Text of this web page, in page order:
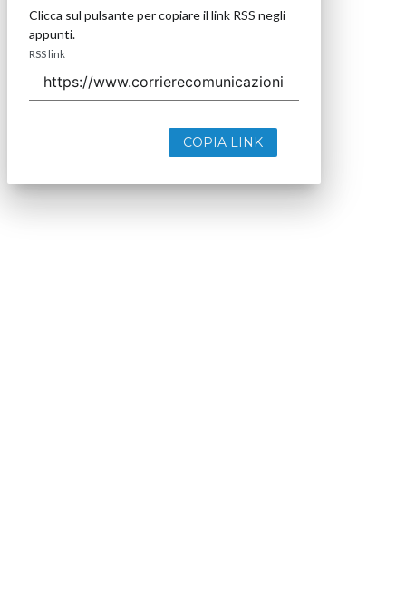
Clicca sul pulsante per copiare il link RSS negli
appunti.
RSS link
COPIA LINK